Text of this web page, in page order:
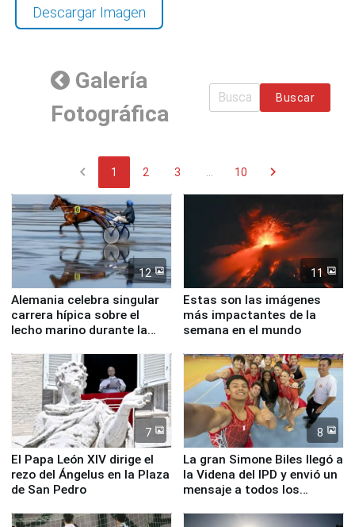
Descargar Imagen
Galería
Fotográfica
Buscar
chevron_left 1 2 3 10 chevron_right
12
Alemania celebra singular
carrera hípica sobre el
lecho marino durante la
11
Estas son las imágenes
más impactantes de la
semana en el mundo
7
El Papa León XIV dirige el
rezo del Ángelus en la Plaza
de San Pedro
8
La gran Simone Biles llegó a
la Videna del IPD y envió un
mensaje a todos los